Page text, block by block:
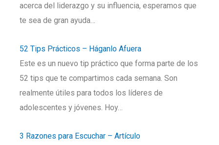
acerca del liderazgo y su influencia, esperamos que
te sea de gran ayuda…
52 Tips Prácticos – Háganlo Afuera
Este es un nuevo tip práctico que forma parte de los
52 tips que te compartimos cada semana. Son
realmente útiles para todos los líderes de
adolescentes y jóvenes. Hoy…
3 Razones para Escuchar – Artículo